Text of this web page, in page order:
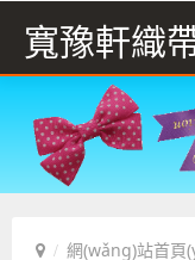
寬豫軒織
網(wǎng)站首頁